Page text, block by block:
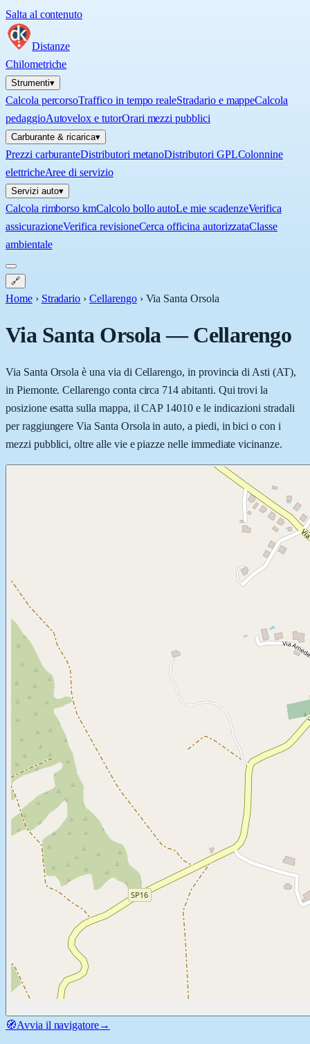
Salta al contenuto
Distanze
Chilometriche
Strumenti▾
Calcola percorsoTraffico in tempo realeStradario e mappeCalcola
pedaggioAutovelox e tutorOrari mezzi pubblici
Carburante & ricarica▾
Prezzi carburanteDistributori metanoDistributori GPLColonnine
elettricheAree di servizio
Servizi auto▾
Calcola rimborso kmCalcolo bollo autoLe mie scadenzeVerifica
assicurazioneVerifica revisioneCerca officina autorizzataClasse
ambientale
🔗
Home › Stradario › Cellarengo › Via Santa Orsola
Via Santa Orsola—Cellarengo
Via Santa Orsola è una via di Cellarengo, in provincia di Asti (AT),
in Piemonte. Cellarengo conta circa 714 abitanti. Qui trovi la
posizione esatta sulla mappa, il CAP 14010 e le indicazioni stradali
per raggiungere Via Santa Orsola in auto, a piedi, in bici o con i
mezzi pubblici, oltre alle vie e piazze nelle immediate vicinanze.
🧭Avvia il navigatore→